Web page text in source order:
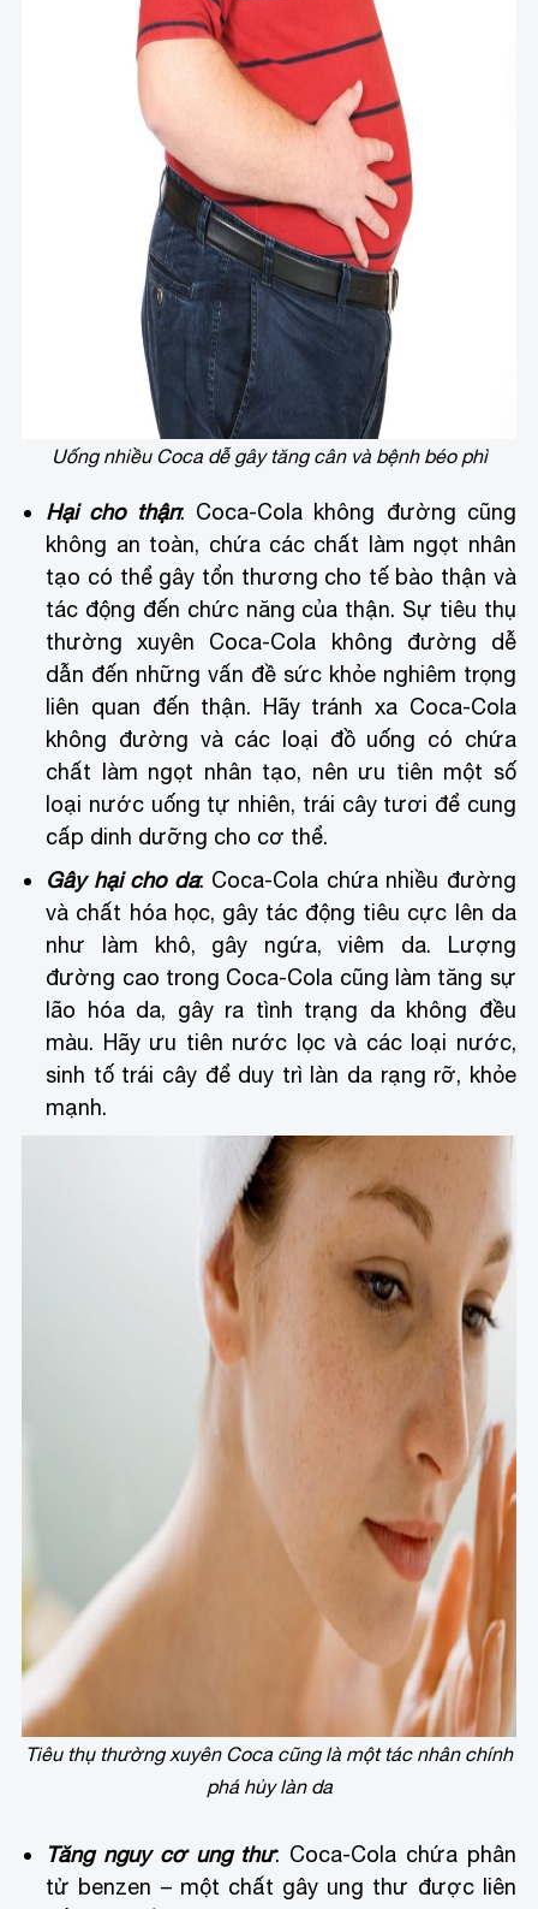
Uống nhiều Coca dễ gây tăng cân và bệnh béo phì
Hại cho thận: Coca-Cola không đường cũng
không an toàn, chứa các chất làm ngọt nhân
tạo có thể gây tổn thương cho tế bào thận và
tác động đến chức năng của thận. Sự tiêu thụ
thường xuyên Coca-Cola không đường dễ
dẫn đến những vấn đề sức khỏe nghiêm trọng
liên quan đến thận. Hãy tránh xa Coca-Cola
không đường và các loại đồ uống có chứa
chất làm ngọt nhân tạo, nên ưu tiên một số
loại nước uống tự nhiên, trái cây tươi để cung
cấp dinh dưỡng cho cơ thể.
Gây hại cho da: Coca-Cola chứa nhiều đường
và chất hóa học, gây tác động tiêu cực lên da
như làm khô, gây ngứa, viêm da. Lượng
đường cao trong Coca-Cola cũng làm tăng sự
lão hóa da, gây ra tình trạng da không đều
màu. Hãy ưu tiên nước lọc và các loại nước,
sinh tố trái cây để duy trì làn da rạng rỡ, khỏe
mạnh.
Tiêu thụ thường xuyên Coca cũng là một tác nhân chính
phá hủy làn da
Tăng nguy cơ ung thư: Coca-Cola chứa phân
tử benzen – một chất gây ung thư được liên